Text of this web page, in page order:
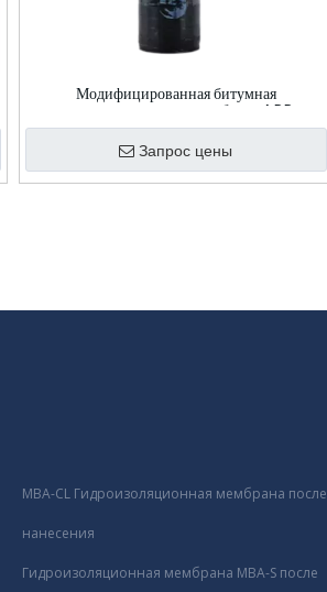
Модифицированная битумная
гидроизоляционная мембрана APP
Запрос цены
MBA-CL Гидроизоляционная мембрана после
нанесения
Гидроизоляционная мембрана MBA-S после